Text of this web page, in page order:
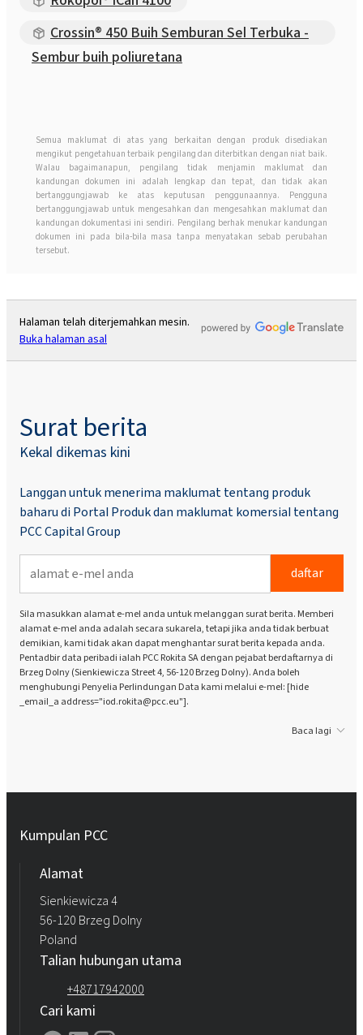
Crossin® 450 Buih Semburan Sel Terbuka -
Sembur buih poliuretana
Semua maklumat di atas yang berkaitan dengan produk disediakan
mengikut pengetahuan terbaik pengilang dan diterbitkan dengan niat baik.
Walau bagaimanapun, pengilang tidak menjamin maklumat dan
kandungan dokumen ini adalah lengkap dan tepat, dan tidak akan
bertanggungjawab ke atas keputusan penggunaannya. Pengguna
bertanggungjawab untuk mengesahkan dan mengesahkan maklumat dan
kandungan dokumentasi ini sendiri. Pengilang berhak menukar kandungan
dokumen ini pada bila-bila masa tanpa menyatakan sebab perubahan
tersebut.
Halaman telah diterjemahkan mesin.
Buka halaman asal
Surat berita
Kekal dikemas kini
Langgan untuk menerima maklumat tentang produk
baharu di Portal Produk dan maklumat komersial tentang
PCC Capital Group
daftar
Sila masukkan alamat e-mel anda untuk melanggan surat berita. Memberi
alamat e-mel anda adalah secara sukarela, tetapi jika anda tidak berbuat
demikian, kami tidak akan dapat menghantar surat berita kepada anda.
Pentadbir data peribadi ialah PCC Rokita SA dengan pejabat berdaftarnya di
Brzeg Dolny (Sienkiewicza Street 4, 56-120 Brzeg Dolny). Anda boleh
menghubungi Penyelia Perlindungan Data kami melalui e-mel: [hide
_email_a address="iod.rokita@pcc.eu"].
Baca lagi
Kumpulan PCC
Alamat
Sienkiewicza 4
56-120 Brzeg Dolny
Poland
Talian hubungan utama
+48717942000
Cari kami